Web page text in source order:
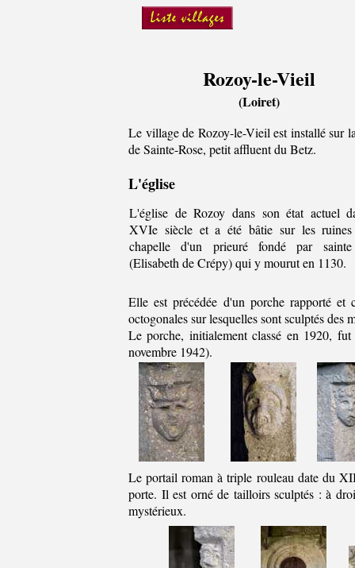
Rozoy-le-Vieil
(Loiret)
Le village de Rozoy-le-Vieil est installé sur
de Sainte-Rose, petit affluent du Betz.
L'église
L'église de Rozoy dans son état actuel
XVIe siècle et a été bâtie sur les
chapelle d'un prieuré fondé par
(Elisabeth de Crépy) qui y mourut en 1130.
Elle est précédée d'un porche rapporté et
octogonales sur lesquelles sont sculptés des
Le porche, initialement classé en 1920,
novembre 1942).
Le portail roman à triple rouleau date du
porte. Il est orné de tailloirs sculptés : à
mystérieux.